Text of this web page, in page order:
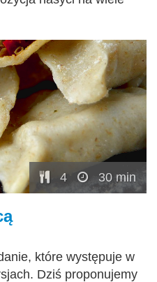
4 30 min
które występuje w
Dziś proponujemy